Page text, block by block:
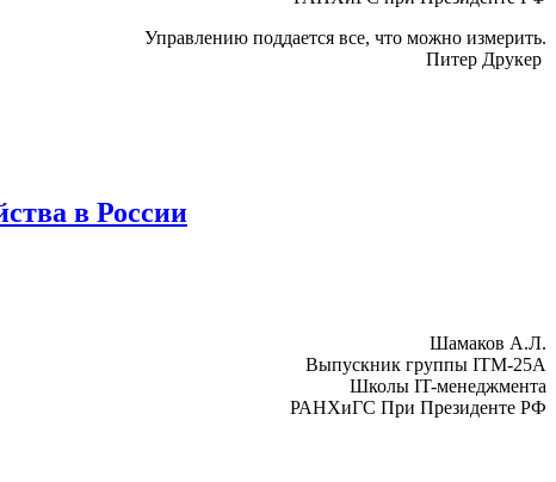
Управлению поддается все, что можно измерить.
Питер Друкер
в России
Шамаков А.Л.
Выпускник группы ITM-25А
Школы IT-менеджмента
РАНХиГС При Президенте РФ